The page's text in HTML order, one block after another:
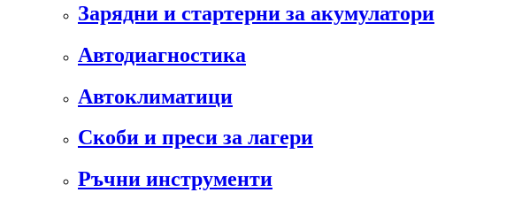
Зарядни и стартерни за акумулатори
Автодиагностика
Автоклиматици
Скоби и преси за лагери
Ръчни инструменти